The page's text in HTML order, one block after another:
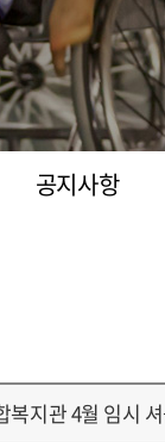
공지사항
복지관 4월 임시